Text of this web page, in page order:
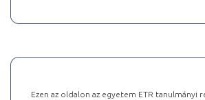
Ezen az oldalon az egyetem ETR